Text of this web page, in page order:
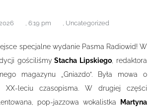
6:19 pm Uncategorized
specjalne wydanie Pasma Radiowid! W
gościliśmy Stacha Lipskiego , redaktora
magazynu „Gniazdo”. Była mowa o
XX-leciu czasopisma. W drugiej części
pop-jazzowa wokalistka
Martyna